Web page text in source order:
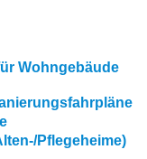
Wohngebäude
Pflegeheime)